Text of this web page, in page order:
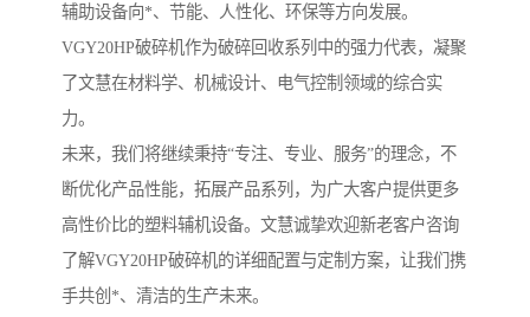
辅助设备向*、节能、人性化、环保等方向发展。
VGY20HP破碎机作为破碎回收系列中的强力代表，凝聚
了文慧在材料学、机械设计、电气控制领域的综合实
力。
未来，我们将继续秉持“专注、专业、服务”的理念，不
断优化产品性能，拓展产品系列，为广大客户提供更多
高性价比的塑料辅机设备。文慧诚挚欢迎新老客户咨询
了解VGY20HP破碎机的详细配置与定制方案，让我们携
手共创*、清洁的生产未来。